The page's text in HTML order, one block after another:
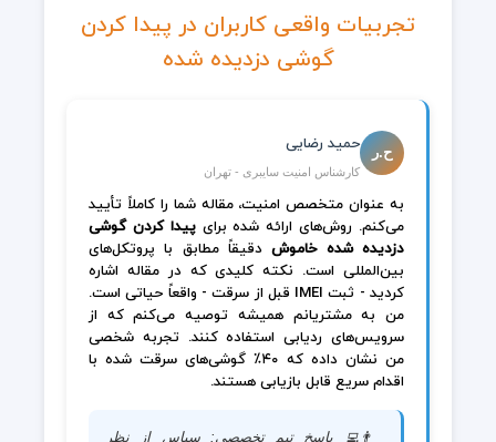
تجربیات واقعی کاربران در پیدا کردن
گوشی دزدیده شده
ح.ر حمید رضایی
کارشناس امنیت سایبری - تهران
به عنوان متخصص امنیت، مقاله شما را کاملاً تأیید
می‌کنم. روش‌های ارائه شده برایپیدا کردن گوشی
دزدیده شده خاموشدقیقاً مطابق با پروتکل‌های
بین‌المللی است. نکته کلیدی که در مقاله اشاره
کردید - ثبت IMEI قبل از سرقت - واقعاً حیاتی است.
من به مشتریانم همیشه توصیه می‌کنم که از
سرویس‌های ردیابی استفاده کنند. تجربه شخصی
من نشان داده که ۴۰٪ گوشی‌های سرقت شده با
اقدام سریع قابل بازیابی هستند.
👨‍💻 پاسخ تیم تخصصی: سپاس از نظر